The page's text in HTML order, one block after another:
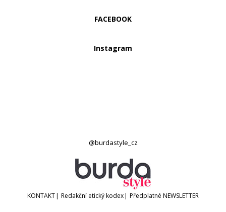
FACEBOOK
Instagram
@burdastyle_cz
KONTAKT| Redakční etický kodex| Předplatné NEWSLETTER